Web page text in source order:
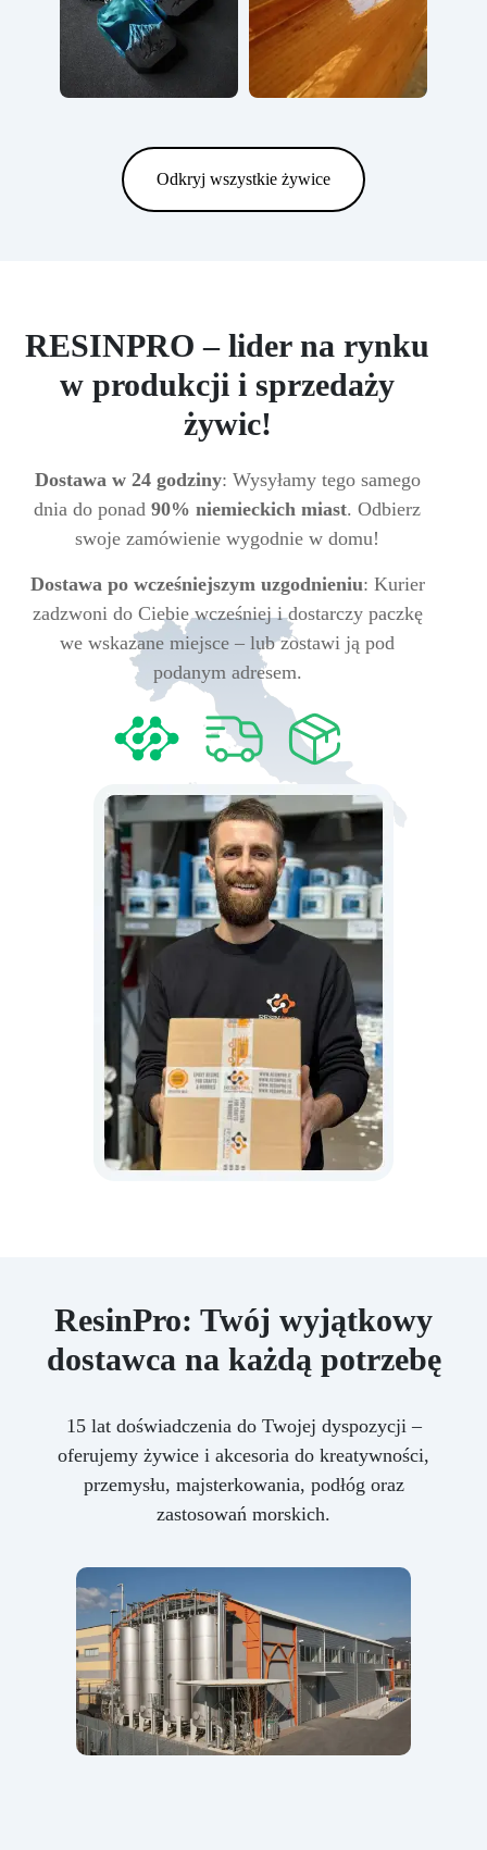
Odkryj wszystkie żywice
RESINPRO – lider na rynku
w produkcji i sprzedaży
żywic!
Dostawa w 24 godziny: Wysyłamy tego samego
dnia do ponad 90% niemieckich miast. Odbierz
swoje zamówienie wygodnie w domu!
Dostawa po wcześniejszym uzgodnieniu: Kurier
zadzwoni do Ciebie wcześniej i dostarczy paczkę
we wskazane miejsce – lub zostawi ją pod
podanym adresem.
ResinPro: Twój wyjątkowy
dostawca na każdą potrzebę
15 lat doświadczenia do Twojej dyspozycji –
oferujemy żywice i akcesoria do kreatywności,
przemysłu, majsterkowania, podłóg oraz
zastosowań morskich.